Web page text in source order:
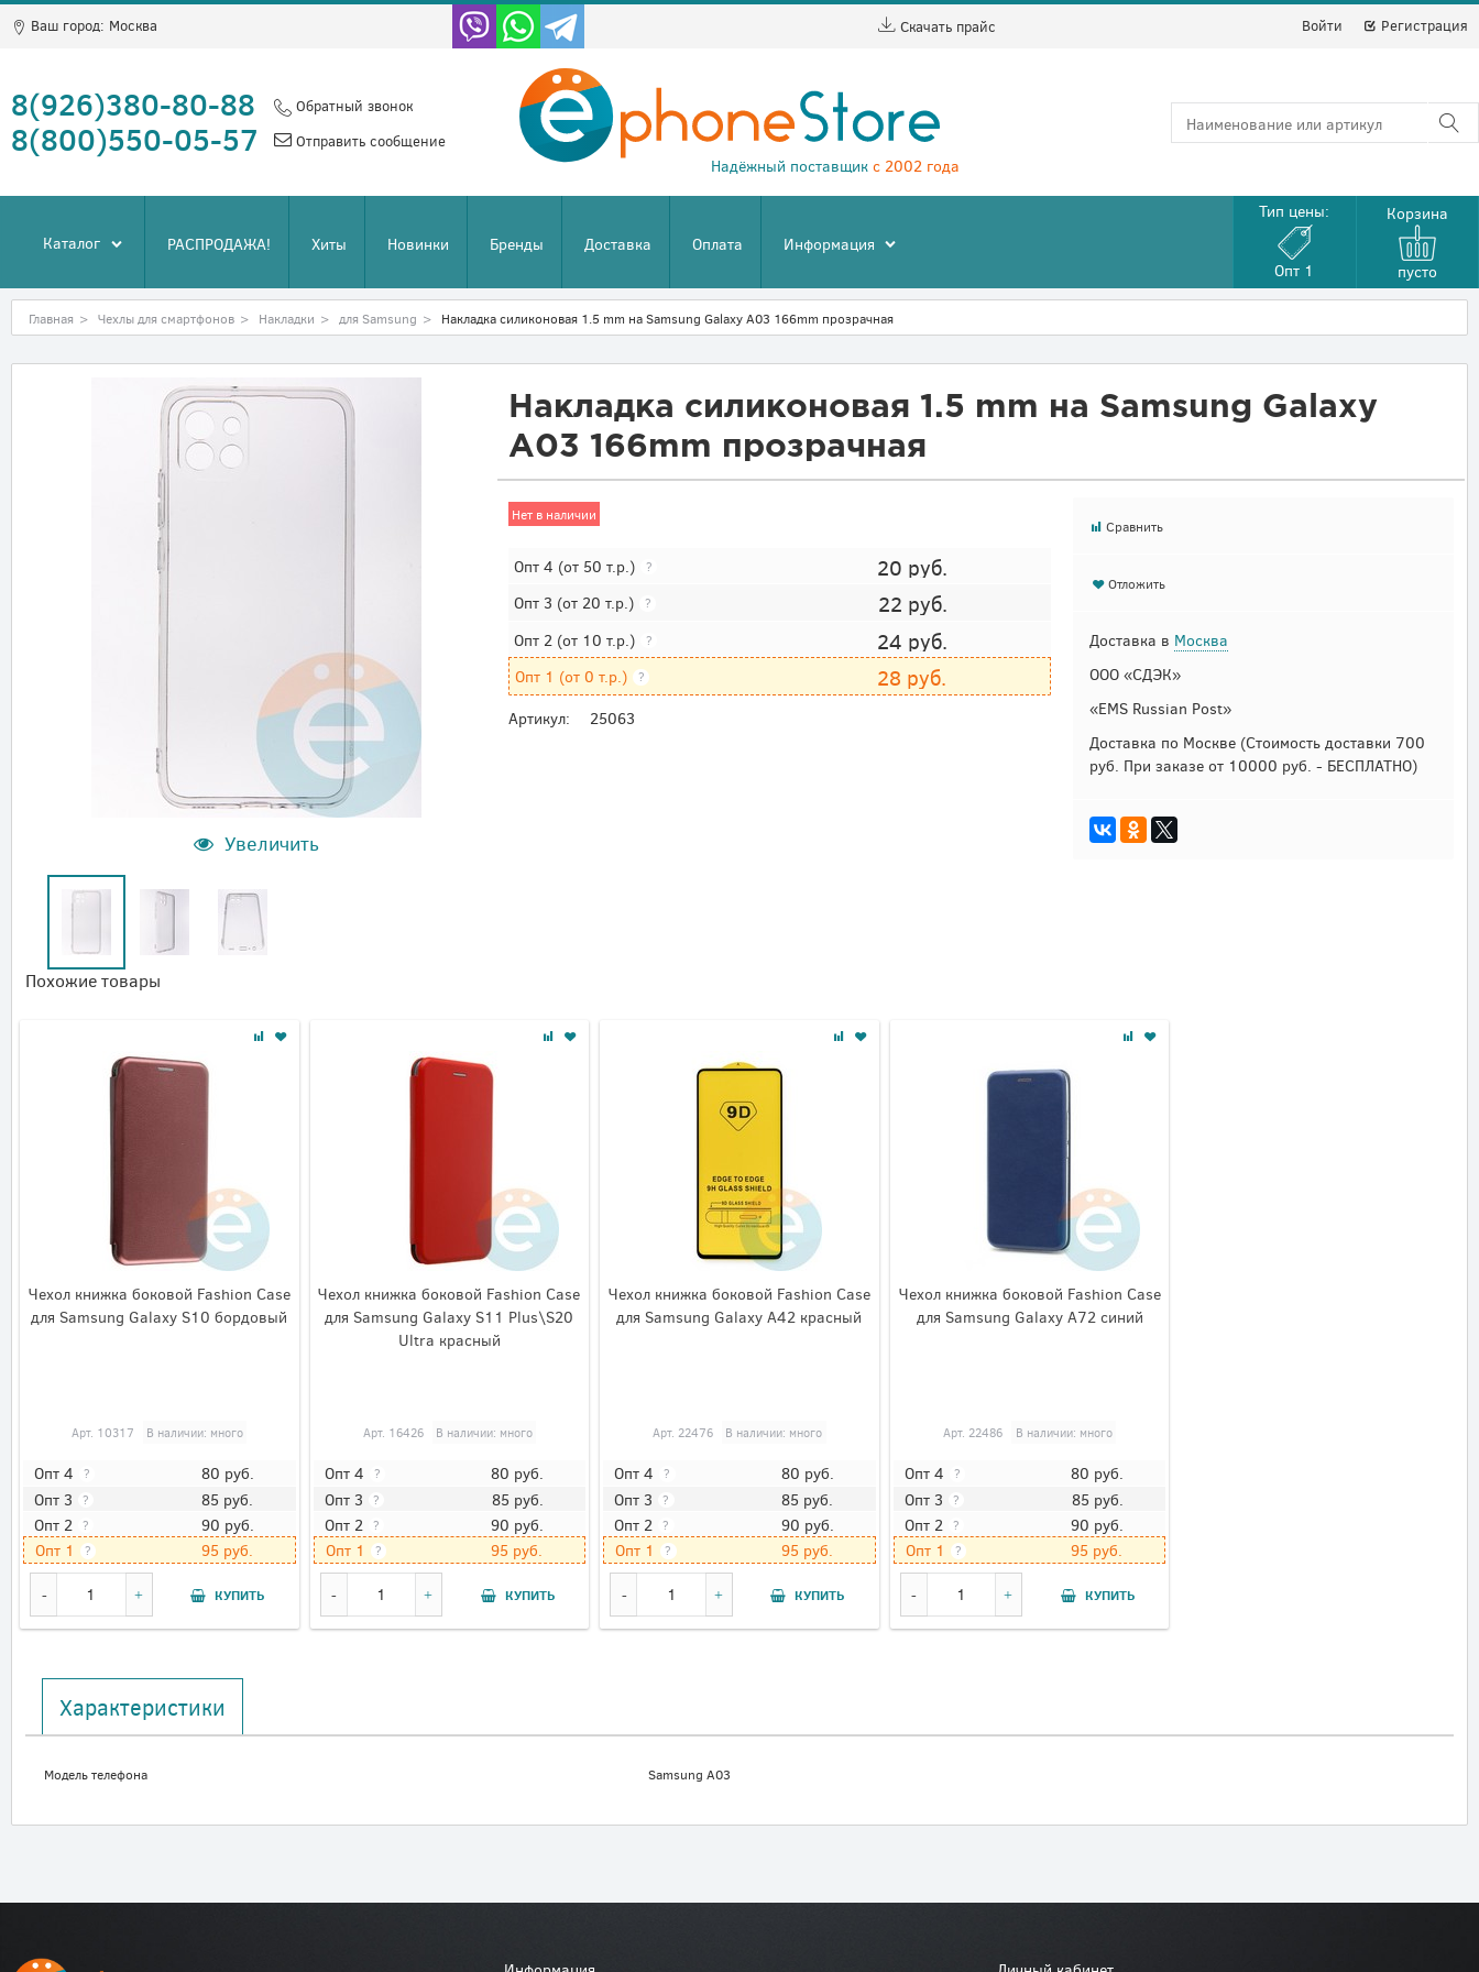
Ваш город: Москва Скачать прайс Войти Регистрация
8(926)380-80-88
8(800)550-05-57
Обратный звонок
Отправить сообщение
Надёжный поставщик с 2002 года
Каталог РАСПРОДАЖА! Хиты Новинки Бренды Доставка Оплата Информация
Тип цены:
Опт 1
Корзина
пусто
Главная > Чехлы для смартфонов > Накладки > для Samsung > Накладка силиконовая 1.5 mm на Samsung Galaxy A03 166mm прозрачная
Увеличить
Накладка силиконовая 1.5 mm на Samsung Galaxy
A03 166mm прозрачная
Нет в наличии
Опт 4 (от 50 т.р.) ? 20 руб.
Опт 3 (от 20 т.р.) ? 22 руб.
Опт 2 (от 10 т.р.) ? 24 руб.
Опт 1 (от 0 т.р.) ? 28 руб.
Артикул: 25063
Сравнить
Отложить
Доставка в Москва
ООО «СДЭК»
«EMS Russian Post»
Доставка по Москве (Стоимость доставки 700
руб. При заказе от 10000 руб. - БЕСПЛАТНО)
Похожие товары
Чехол книжка боковой Fashion Case
для Samsung Galaxy S10 бордовый
Арт. 10317 В наличии: много
Опт 4 ? 80 руб.
Опт 3 ? 85 руб.
Опт 2 ? 90 руб.
Опт 1 ? 95 руб.
КУПИТЬ
Чехол книжка боковой Fashion Case
для Samsung Galaxy S11 Plus\S20
Ultra красный
Арт. 16426 В наличии: много
Опт 4 ? 80 руб.
Опт 3 ? 85 руб.
Опт 2 ? 90 руб.
Опт 1 ? 95 руб.
КУПИТЬ
Чехол книжка боковой Fashion Case
для Samsung Galaxy A42 красный
Арт. 22476 В наличии: много
Опт 4 ? 80 руб.
Опт 3 ? 85 руб.
Опт 2 ? 90 руб.
Опт 1 ? 95 руб.
КУПИТЬ
Чехол книжка боковой Fashion Case
для Samsung Galaxy A72 синий
Арт. 22486 В наличии: много
Опт 4 ? 80 руб.
Опт 3 ? 85 руб.
Опт 2 ? 90 руб.
Опт 1 ? 95 руб.
КУПИТЬ
Характеристики
Модель телефона Samsung A03